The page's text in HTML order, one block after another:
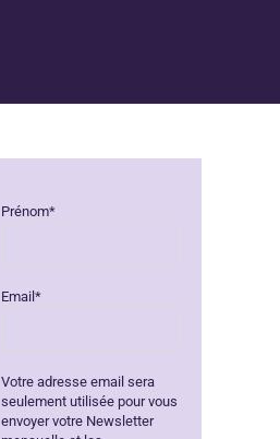
Prénom*
Email*
Votre adresse email sera
seulement utilisée pour vous
envoyer votre Newsletter